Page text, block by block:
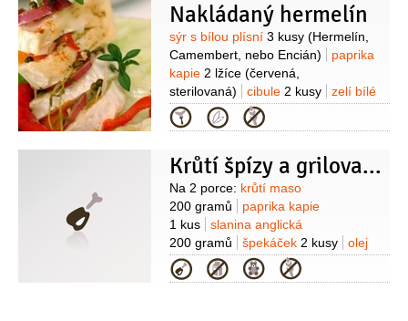
Nakládaný hermelín
Suroviny
sýr s bílou plísní 3 kusy (Hermelín,
Camembert, nebo Encián)
paprika
kapie 2 lžíce (červená,
sterilovaná)
cibule 2 kusy
zelí bílé
1 hrst
pepř zelený
(nakládaný)
paprika feferonka
3 decilitry
chilli pasta bylinky
Kategorie
Krůtí špízy a grilovaný ananas
Suroviny
Na 2 porce: krůtí maso
200 gramů
paprika kapie
1 kus
slanina anglická
200 gramů
špekáček 2 kusy
olej
(rostlinný nebo řepkový)
(několik snítek)
sůl Dezert: ananas
Kategorie